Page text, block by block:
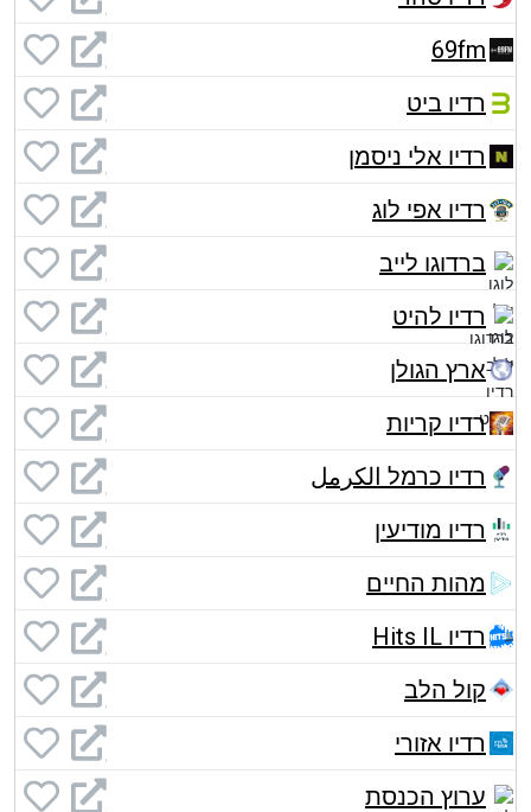
69fm
רדיו ביט
רדיו אלי ניסמן
רדיו אפי לוג
ברדוגו לייב
רדיו להיט
ארץ הגולן
רדיו קריות
רדיו כרמל الكرمل
רדיו מודיעין
מהות החיים
רדיו Hits IL
קול הלב
רדיו אזורי
ערוץ הכנסת